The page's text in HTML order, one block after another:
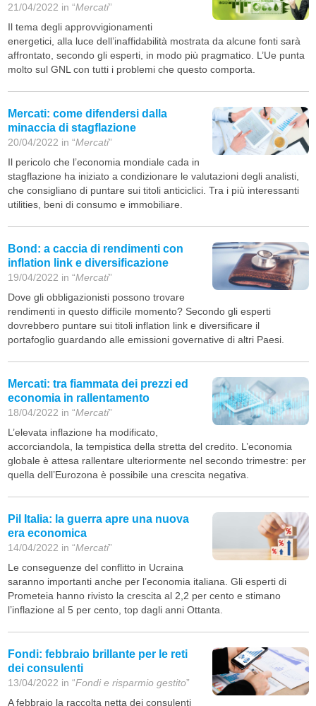
21/04/2022 in “Mercati”
Il tema degli approvvigionamenti
energetici, alla luce dell’inaffidabilità mostrata da alcune fonti sarà
affrontato, secondo gli esperti, in modo più pragmatico. L’Ue punta
molto sul GNL con tutti i problemi che questo comporta.
Mercati: come difendersi dalla
minaccia di stagflazione
20/04/2022 in “Mercati”
Il pericolo che l’economia mondiale cada in
stagflazione ha iniziato a condizionare le valutazioni degli analisti,
che consigliano di puntare sui titoli anticiclici. Tra i più interessanti
utilities, beni di consumo e immobiliare.
Bond: a caccia di rendimenti con
inflation link e diversificazione
19/04/2022 in “Mercati”
Dove gli obbligazionisti possono trovare
rendimenti in questo difficile momento? Secondo gli esperti
dovrebbero puntare sui titoli inflation link e diversificare il
portafoglio guardando alle emissioni governative di altri Paesi.
Mercati: tra fiammata dei prezzi ed
economia in rallentamento
18/04/2022 in “Mercati”
L’elevata inflazione ha modificato,
accorciandola, la tempistica della stretta del credito. L’economia
globale è attesa rallentare ulteriormente nel secondo trimestre: per
quella dell’Eurozona è possibile una crescita negativa.
Pil Italia: la guerra apre una nuova
era economica
14/04/2022 in “Mercati”
Le conseguenze del conflitto in Ucraina
saranno importanti anche per l’economia italiana. Gli esperti di
Prometeia hanno rivisto la crescita al 2,2 per cento e stimano
l’inflazione al 5 per cento, top dagli anni Ottanta.
Fondi: febbraio brillante per le reti
dei consulenti
13/04/2022 in “Fondi e risparmio gestito”
A febbraio la raccolta netta dei consulenti